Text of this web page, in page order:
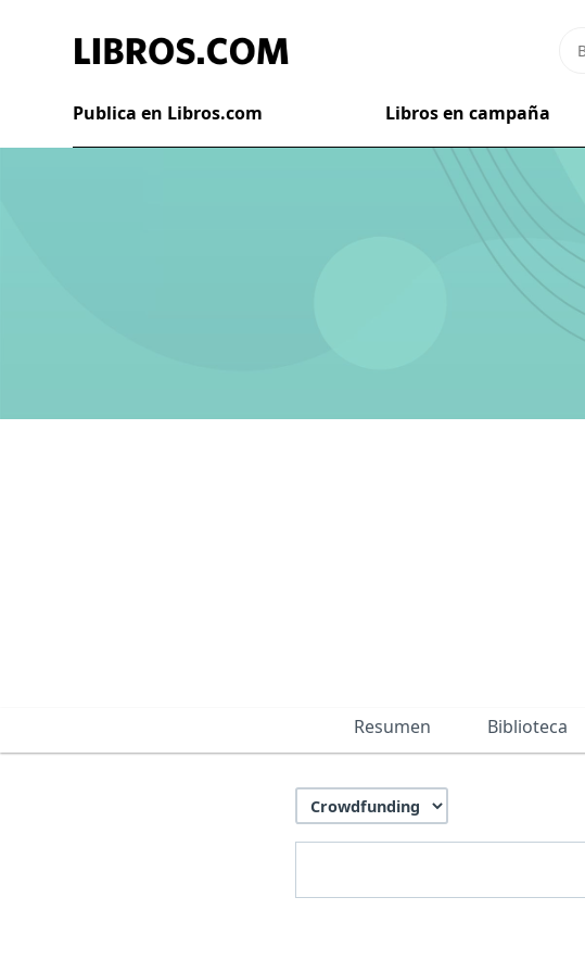
Publica en Libros.com Libros en campaña
Resumen Biblioteca